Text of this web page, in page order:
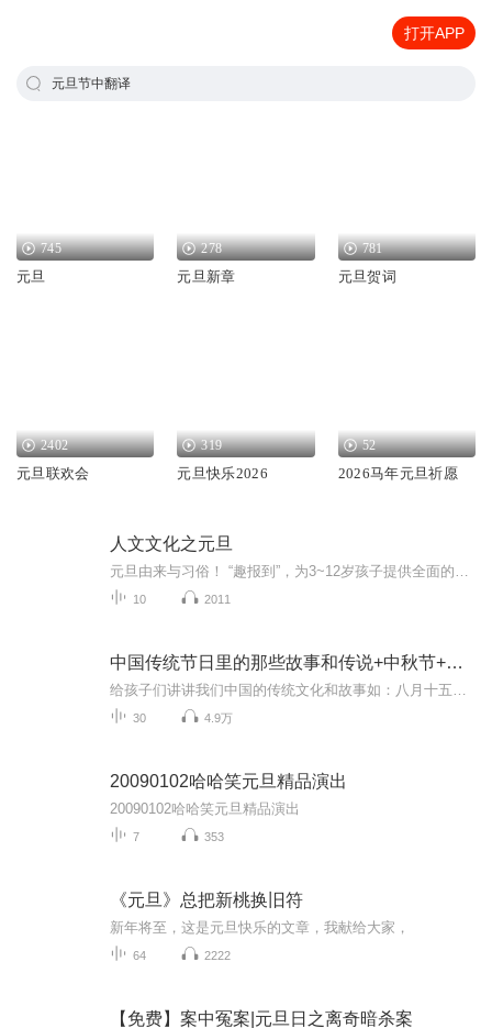
打开APP
元旦节中翻译
745
元旦
278
元旦新章
781
元旦贺词
2402
元旦联欢会
319
元旦快乐2026
52
2026马年元旦祈愿
人文文化之元旦
10 2011
中国传统节日里的那些故事和传说+中秋节+元旦春节等
30 4.9万
20090102哈哈笑元旦精品演出
20090102哈哈笑元旦精品演出
7 353
《元旦》总把新桃换旧符
新年将至，这是元旦快乐的文章，我献给大家，
64 2222
【免费】案中冤案|元旦日之离奇暗杀案